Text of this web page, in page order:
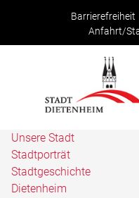
Barrierefreiheit
Anfahrt/
Unsere Stadt
Stadtporträt
Stadtgeschichte
Dietenheim